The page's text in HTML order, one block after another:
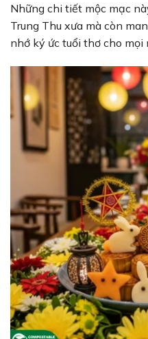
Những chi tiết mộc mạc
Trung Thu xưa mà còn
nhớ ký ức tuổi thơ cho mọi